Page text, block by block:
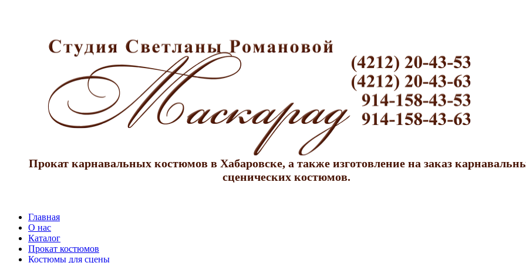
Прокат карнавальных костюмов в Хабаровске, а также изготовление на заказ
сценических костюмов.
Главная
О нас
Каталог
Прокат костюмов
Костюмы для сцены